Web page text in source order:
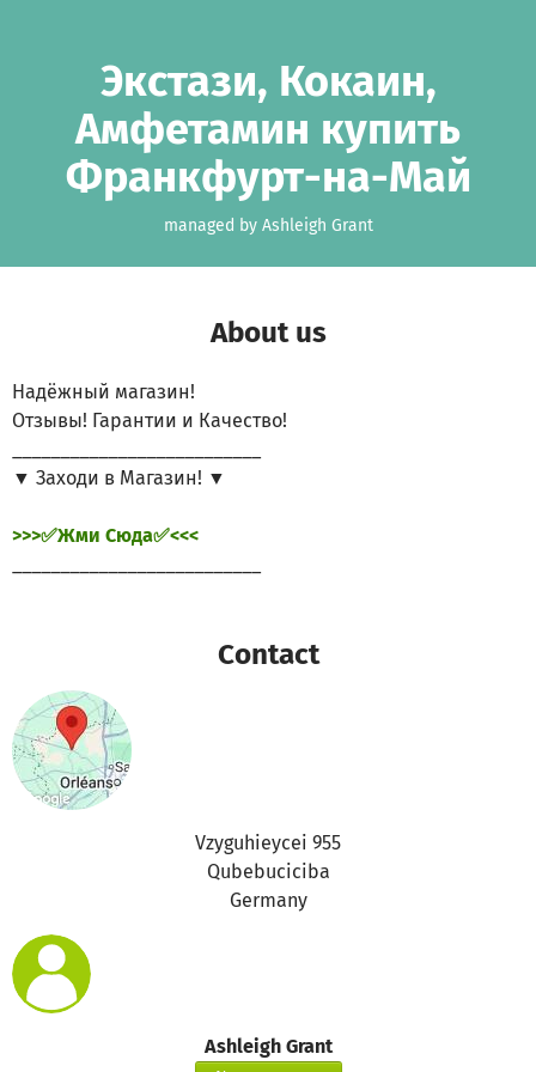
Экстази, Кокаин,
Амфетамин купить
Франкфурт-на-Май
managed by Ashleigh Grant
About us
Надёжный магазин!
Отзывы! Гарантии и Качество!
▼ Заходи в Магазин! ▼
>>>✅Жми Сюда✅<<<
Contact
Vzyguhieycei 955
Qubebuciciba
Germany
Ashleigh Grant